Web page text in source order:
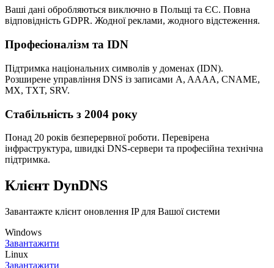
Ваші дані обробляються виключно в Польщі та ЄС. Повна
відповідність GDPR. Жодної реклами, жодного відстеження.
Професіоналізм та IDN
Підтримка національних символів у доменах (IDN).
Розширене управління DNS із записами A, AAAA, CNAME,
MX, TXT, SRV.
Стабільність з 2004 року
Понад 20 років безперервної роботи. Перевірена
інфраструктура, швидкі DNS-сервери та професійна технічна
підтримка.
Клієнт DynDNS
Завантажте клієнт оновлення IP для Вашої системи
Windows
Завантажити
Linux
Завантажити